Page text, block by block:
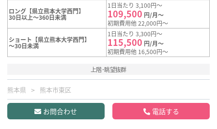
ロング【県立熊本大学西門】
30日以上～360日未満
1日当たり 3,100円～
109,500 円/月～
初期費用他 22,000円～
ショート【県立熊本大学西門】
～30日未満
1日当たり 3,300円～
115,500 円/月～
初期費用他 16,500円～
上階･眺望抜群
熊本県 熊本市東区
お問合わせ 電話する